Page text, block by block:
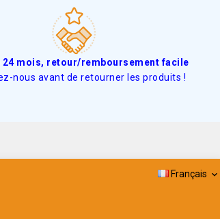
24 mois, retour/remboursement facile
nous avant de retourner les produits !
Français 